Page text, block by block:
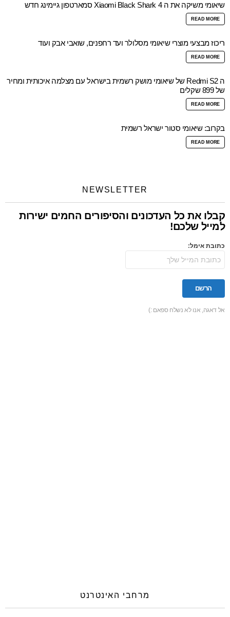
שיאומי משיקה את ה Xiaomi Black Shark 4 סמארטפון גיימינג חדש
READ MORE
ריכוז מבצעי מוצרי שיאומי מסלולר ועד רחפנים, שואבי אבק ועוד
READ MORE
ה Redmi S2 של שיאומי מושק רשמית בישראל עם מצלמה איכותית ומחיר
של 899 שקלים
READ MORE
בקרוב: שיאומי סטור ישראל רשמית
READ MORE
NEWSLETTER
קבלו את כל העדכונים והסיפורים החמים ישירות
למייל שלכם!
כתובת אימל:
אל דאגה, אנו לא נשלח ספאם :)
מרחבי האינטרנט